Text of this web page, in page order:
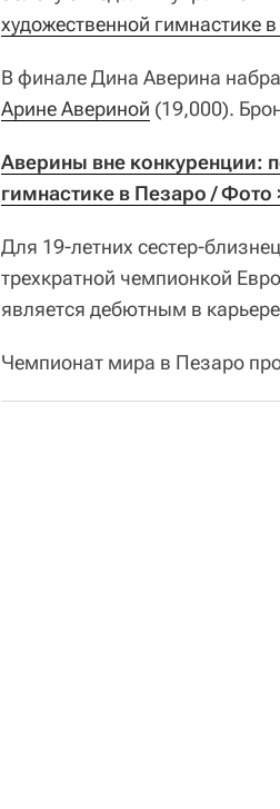
художественной гимнастике
В финале Дина Аверина
Арине Авериной (19,000).
Аверины вне конкуренции:
гимнастике в Пезаро / Фото
Для 19-летних сестер-
трехкратной чемпионкой
является дебютным в
Чемпионат мира в Пезаро